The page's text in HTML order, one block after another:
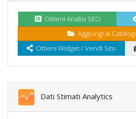
Ottieni Analisi SEO
Aggiungi al
Ottieni Widget / Vendi Sito
Dati Stimati Analytics